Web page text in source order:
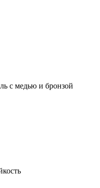
с медью и бронзой